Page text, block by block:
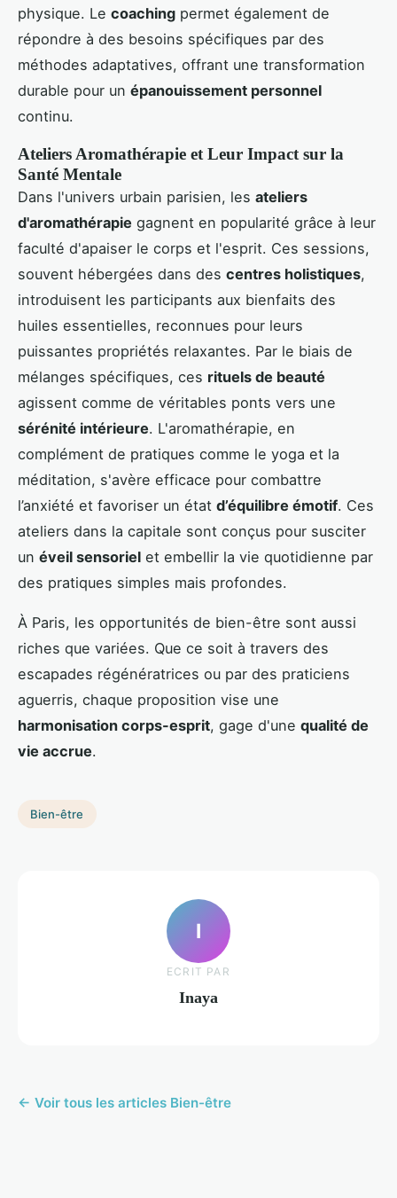
physique. Le coaching permet également de
répondre à des besoins spécifiques par des
méthodes adaptatives, offrant une transformation
durable pour un épanouissement personnel
continu.
Ateliers Aromathérapie et Leur Impact sur la
Santé Mentale
Dans l'univers urbain parisien, les ateliers
d'aromathérapie gagnent en popularité grâce à leur
faculté d'apaiser le corps et l'esprit. Ces sessions,
souvent hébergées dans des centres holistiques,
introduisent les participants aux bienfaits des
huiles essentielles, reconnues pour leurs
puissantes propriétés relaxantes. Par le biais de
mélanges spécifiques, ces rituels de beauté
agissent comme de véritables ponts vers une
sérénité intérieure. L'aromathérapie, en
complément de pratiques comme le yoga et la
méditation, s'avère efficace pour combattre
l’anxiété et favoriser un état d’équilibre émotif. Ces
ateliers dans la capitale sont conçus pour susciter
un éveil sensoriel et embellir la vie quotidienne par
des pratiques simples mais profondes.
À Paris, les opportunités de bien-être sont aussi
riches que variées. Que ce soit à travers des
escapades régénératrices ou par des praticiens
aguerris, chaque proposition vise une
harmonisation corps-esprit, gage d'une qualité de
vie accrue.
Bien-être
I
ECRIT PAR
Inaya
← Voir tous les articles Bien-être